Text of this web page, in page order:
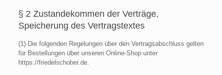
§ 2 Zustandekommen der Verträge,
Speicherung des Vertragstextes
(1) Die folgenden Regelungen über den Vertragsabschluss gelten
für Bestellungen über unseren Online-Shop unter
https://friedelschober.de.